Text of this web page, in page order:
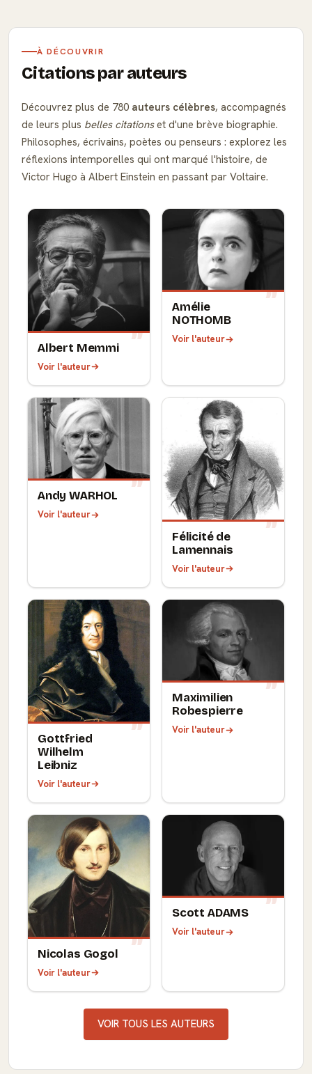
À DÉCOUVRIR
Citations par auteurs
Découvrez plus de 780 auteurs célèbres, accompagnés
de leurs plus belles citationset d'une brève biographie.
Philosophes, écrivains, poètes ou penseurs : explorez les
réflexions intemporelles qui ont marqué l'histoire, de
Victor Hugo à Albert Einstein en passant par Voltaire.
Albert Memmi
Voir l'auteur
Amélie
NOTHOMB
Voir l'auteur
Andy WARHOL
Voir l'auteur
Félicité de
Lamennais
Voir l'auteur
Gottfried
Wilhelm
Leibniz
Voir l'auteur
Maximilien
Robespierre
Voir l'auteur
Nicolas Gogol
Voir l'auteur
Scott ADAMS
Voir l'auteur
VOIR TOUS LES AUTEURS